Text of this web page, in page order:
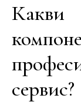
сервис?